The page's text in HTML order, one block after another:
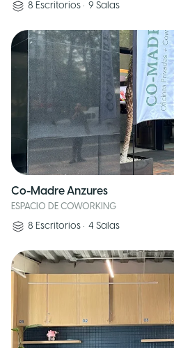
8 Escritorios • 9 Salas
Co-Madre Anzures
ESPACIO DE COWORKING
8 Escritorios • 4 Salas